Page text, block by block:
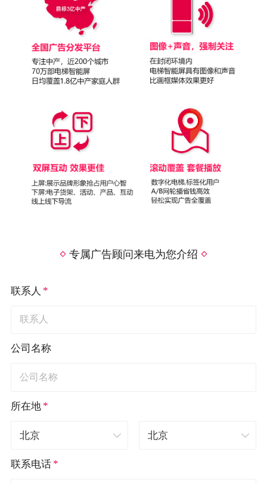
专属广告顾问来电为您介绍
联系人 *
公司名称
所在地 *
联系电话 *